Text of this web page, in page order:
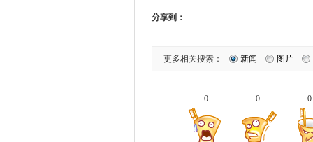
分享到：
更多相关搜索： 新闻 图片
0 0 0